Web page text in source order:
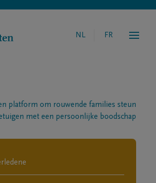
NL FR
platform om rouwende families steun
met een persoonlijke boodschap